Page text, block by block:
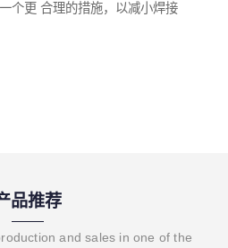
个更 合理的措施，以减小焊接
品推荐
and sales in one of the